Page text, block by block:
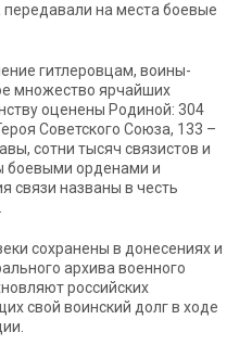
на места боевые
гитлеровцам, воины-
множество ярчайших
оценены Родиной: 304
Советского Союза, 133 –
сотни тысяч связистов и
боевыми орденами и
связи названы в честь
сохранены в донесениях и
архива военного
российских
свой воинский долг в ходе